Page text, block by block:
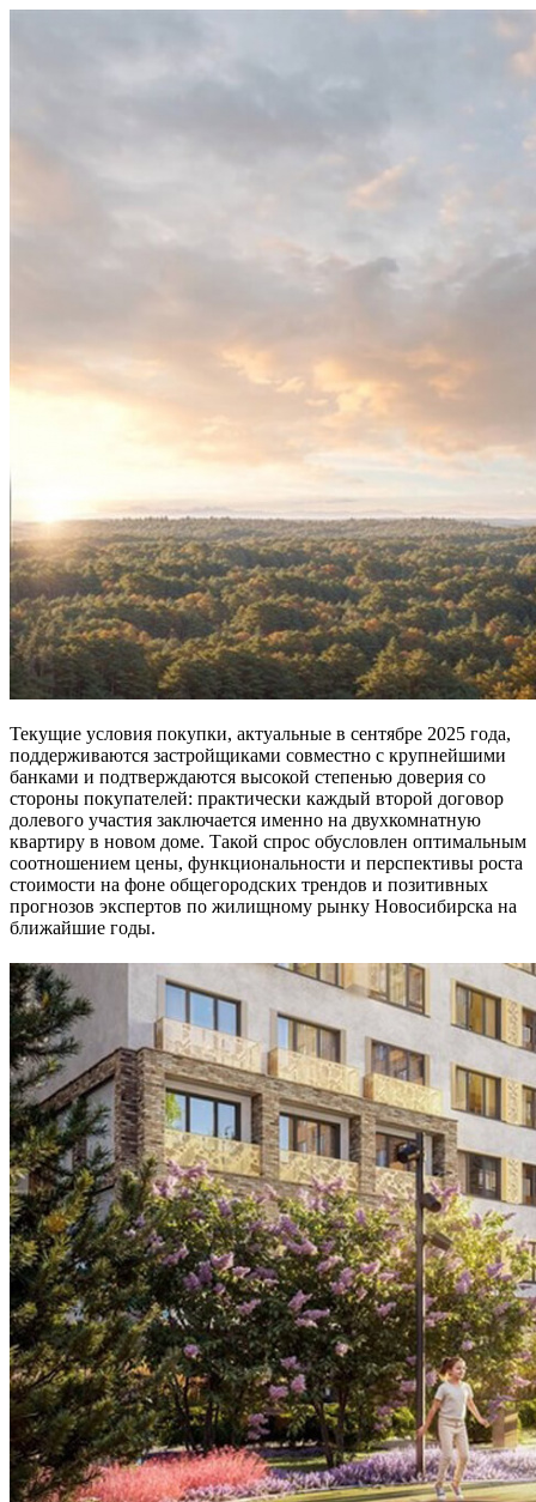
Текущие условия покупки, актуальные в сентябре 2025 года,
поддерживаются застройщиками совместно с крупнейшими
банками и подтверждаются высокой степенью доверия со
стороны покупателей: практически каждый второй договор
долевого участия заключается именно на двухкомнатную
квартиру в новом доме. Такой спрос обусловлен оптимальным
соотношением цены, функциональности и перспективы роста
стоимости на фоне общегородских трендов и позитивных
прогнозов экспертов по жилищному рынку Новосибирска на
ближайшие годы.